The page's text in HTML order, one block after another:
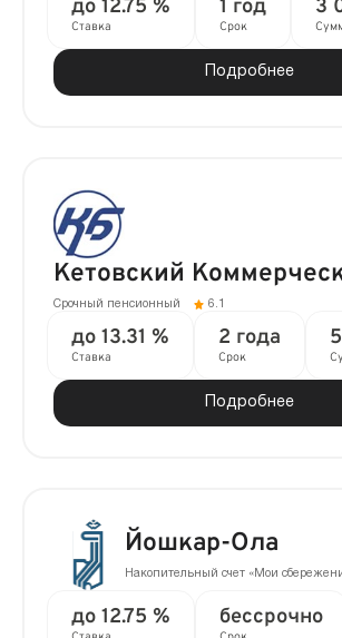
до 12.75 %
Ставка
1 год
Срок
3
Подробнее
Кетовский
Срочный пенсионный 6.1
до 13.31 %
Ставка
2 года
Срок
Подробнее
Йошкар-Ола
Накопительный счет «Мои
до 12.75 % бессрочно